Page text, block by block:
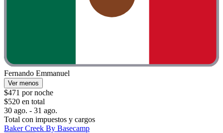
Fernando Emmanuel
Ver menos
$471 por noche
$520 en total
30 ago. - 31 ago.
Total con impuestos y cargos
Baker Creek By Basecamp